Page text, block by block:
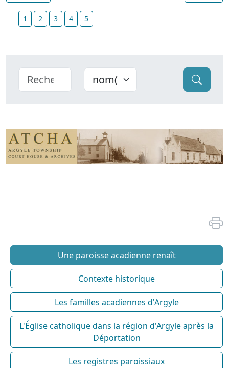
1 2 3 4 5
Une paroisse acadienne renaît
Contexte historique
Les familles acadiennes d'Argyle
L'Église catholique dans la région d'Argyle après la
Déportation
Les registres paroissiaux